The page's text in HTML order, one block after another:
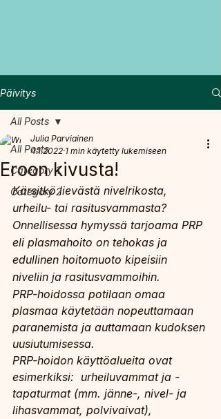
Päivitys
All Posts
Category 1
Category 2
All Posts
Eroon kivusta!
Julia Parviainen
4.1.2022 1 min käytetty lukemiseen
Kärsitkö lievästä nivelrikosta,
urheilu- tai rasitusvammasta?
Onnellisessa hymyssä tarjoama PRP
eli plasmahoito on tehokas ja
edullinen hoitomuoto kipeisiin
niveliin ja rasitusvammoihin.
PRP-hoidossa potilaan omaa
plasmaa käytetään nopeuttamaan
paranemista ja auttamaan kudoksen
uusiutumisessa.
PRP-hoidon käyttöalueita ovat
esimerkiksi:  urheiluvammat ja -
tapaturmat (mm. jänne-, nivel- ja
lihasvammat, polvivaivat),